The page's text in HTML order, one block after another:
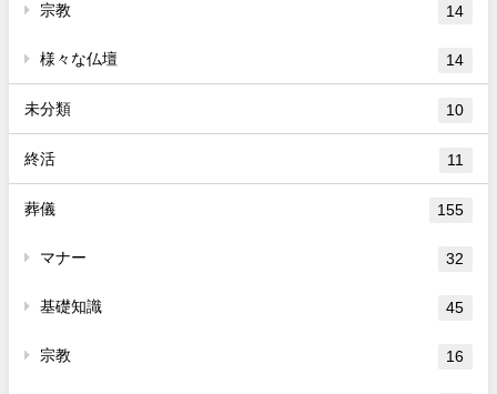
宗教 14
様々な仏壇 14
未分類 10
終活 11
葬儀 155
マナー 32
基礎知識 45
宗教 16